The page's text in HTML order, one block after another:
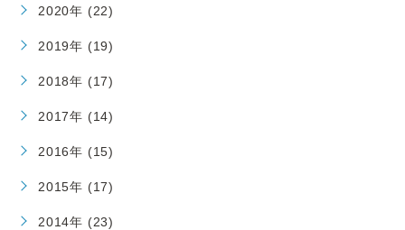
2020年 (22)
2019年 (19)
2018年 (17)
2017年 (14)
2016年 (15)
2015年 (17)
2014年 (23)